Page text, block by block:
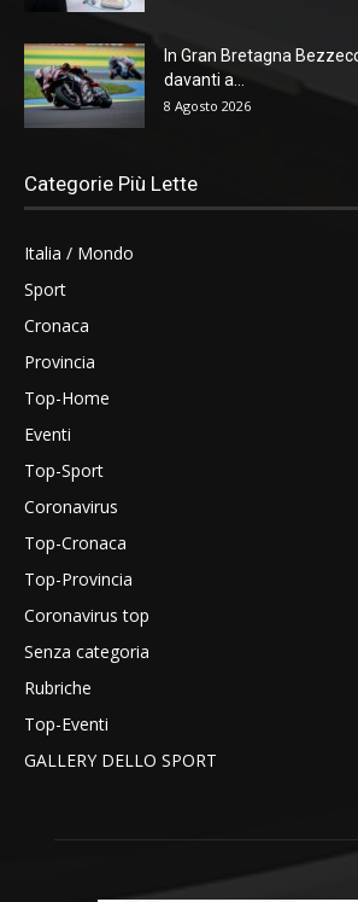
In Gran Bretagna
davanti a...
8 Agosto 2026
Categorie Più Lette
Italia / Mondo
Sport
Cronaca
Provincia
Top-Home
Eventi
Top-Sport
Coronavirus
Top-Cronaca
Top-Provincia
Coronavirus top
Senza categoria
Rubriche
Top-Eventi
GALLERY DELLO SPORT